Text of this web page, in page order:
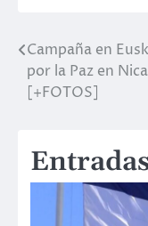
Navegación
de
Campaña en
por la Paz en
[+FOTOS]